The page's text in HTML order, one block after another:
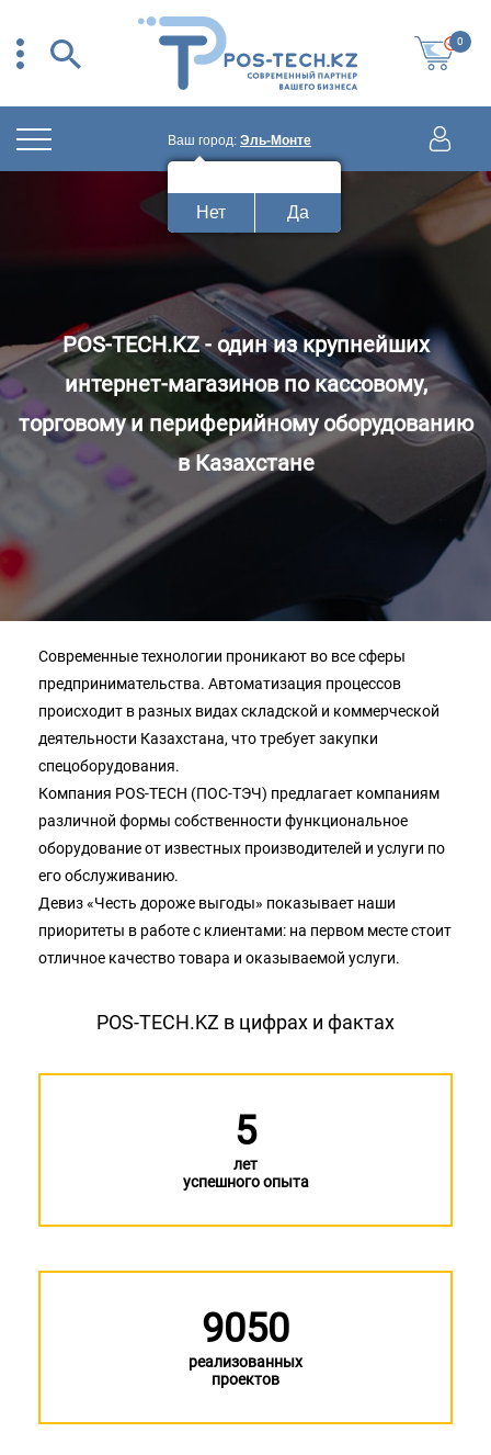
0
Ваш город: Эль-Монте
Нет Да
POS-TECH.KZ - один из крупнейших
интернет-магазинов по кассовому,
торговому и периферийному оборудованию
в Казахстане
Современные технологии проникают во все сферы
предпринимательства. Автоматизация процессов
происходит в разных видах складской и коммерческой
деятельности Казахстана, что требует закупки
спецоборудования.
Компания POS-TECH (ПОС-ТЭЧ) предлагает компаниям
различной формы собственности функциональное
оборудование от известных производителей и услуги по
его обслуживанию.
Девиз «Честь дороже выгоды» показывает наши
приоритеты в работе с клиентами: на первом месте стоит
отличное качество товара и оказываемой услуги.
POS-TECH.KZ в цифрах и фактах
5
лет
успешного опыта
9050
реализованных
проектов